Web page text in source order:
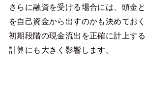
さらに融資を受ける場合には、頭金
を自己資金から出すのかも決めてお
初期段階の現金流出を正確に計上す
計算にも大きく影響します。